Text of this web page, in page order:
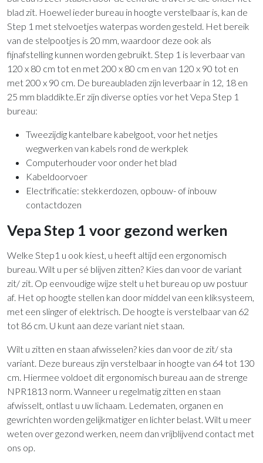
blad zit. Hoewel ieder bureau in hoogte verstelbaar is, kan de
Step 1 met stelvoetjes waterpas worden gesteld. Het bereik
van de stelpootjes is 20 mm, waardoor deze ook als
fijnafstelling kunnen worden gebruikt. Step 1 is leverbaar van
120 x 80 cm tot en met 200 x 80 cm en van 120 x 90 tot en
met 200 x 90 cm. De bureaubladen zijn leverbaar in 12, 18 en
25 mm bladdikte.Er zijn diverse opties vor het Vepa Step 1
bureau:
Tweezijdig kantelbare kabelgoot, voor het netjes
wegwerken van kabels rond de werkplek
Computerhouder voor onder het blad
Kabeldoorvoer
Electrificatie: stekkerdozen, opbouw- of inbouw
contactdozen
Vepa Step 1 voor gezond werken
Welke Step1 u ook kiest, u heeft altijd een ergonomisch
bureau. Wilt u per sé blijven zitten? Kies dan voor de variant
zit/ zit. Op eenvoudige wijze stelt u het bureau op uw postuur
af. Het op hoogte stellen kan door middel van een kliksysteem,
met een slinger of elektrisch. De hoogte is verstelbaar van 62
tot 86 cm. U kunt aan deze variant niet staan.
Wilt u zitten en staan afwisselen? kies dan voor de zit/ sta
variant. Deze bureaus zijn verstelbaar in hoogte van 64 tot 130
cm. Hiermee voldoet dit ergonomisch bureau aan de strenge
NPR1813 norm. Wanneer u regelmatig zitten en staan
afwisselt, ontlast u uw lichaam. Ledematen, organen en
gewrichten worden gelijkmatiger en lichter belast. Wilt u meer
weten over gezond werken, neem dan vrijblijvend contact met
ons op.